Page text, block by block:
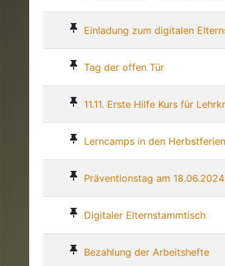
Einladung zum digitalen
Tag der offen Tür
11.11. Erste Hilfe Kurs für
Lerncamps in den Herbstferien
Präventionstag am 18.06.2024
Digitaler Elternstammtisch
Bezahlung der Arbeitshefte